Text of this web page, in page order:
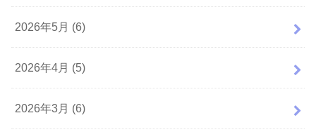
2026年5月 (6)
2026年4月 (5)
2026年3月 (6)